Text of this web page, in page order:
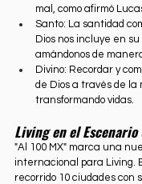
mal, como afirmó
Santo: La santidad
Dios nos incluye en
amándonos de
Divino: Recordar y
de Dios a través de la
transformando vidas.
Living en el Escenario
"Al 100 MX" marca una
internacional para Living.
recorrido 10 ciudades con